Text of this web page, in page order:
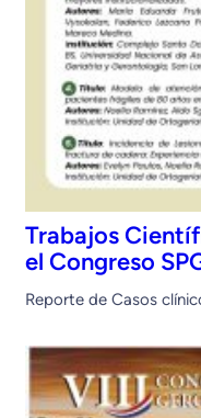
Trabajos
el Congreso
Reporte de Casos